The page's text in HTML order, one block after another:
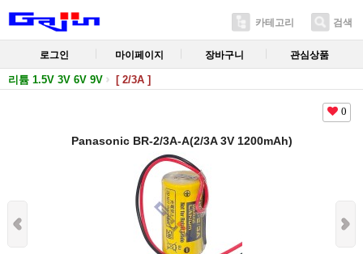
카테고리 검색
로그인 마이페이지 장바구니 관심상품
리튬 1.5V 3V 6V 9V [ 2/3A ]
0
Panasonic BR-2/3A-A(2/3A 3V 1200mAh)